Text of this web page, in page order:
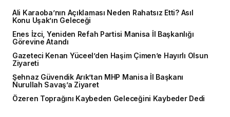
Ali Karaoba’nın Açıklaması Neden Rahatsız Etti? Asıl
Konu Uşak’ın Geleceği
Enes İzci, Yeniden Refah Partisi Manisa İl Başkanlığı
Görevine Atandı
Gazeteci Kenan Yüceel’den Haşim Çimen’e Hayırlı Olsun
Ziyareti
Şehnaz Güvendik Arık’tan MHP Manisa İl Başkanı
Nurullah Savaş’a Ziyaret
Özeren Toprağını Kaybeden Geleceğini Kaybeder Dedi